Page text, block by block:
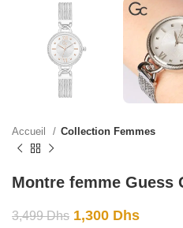
Accueil Collection Femmes
Montre femme Guess
3,499Dhs 1,300 Dhs